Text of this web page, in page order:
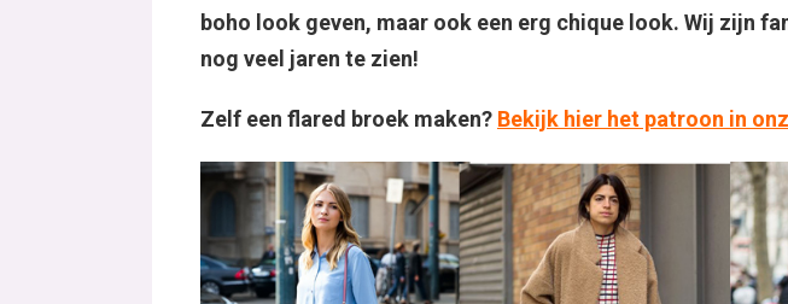
boho look geven, maar ook een erg chique look. Wij zijn
nog veel jaren te zien!
Zelf een flared broek maken? Bekijk hier het patroon in